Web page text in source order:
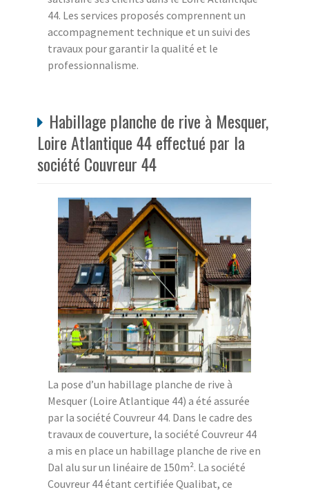
44. Les services proposés comprennent un
accompagnement technique et un suivi des
travaux pour garantir la qualité et le
professionnalisme.
Habillage planche de rive à Mesquer,
Loire Atlantique 44 effectué par la
société Couvreur 44
La pose d’un habillage planche de rive à
Mesquer (Loire Atlantique 44) a été assurée
par la société Couvreur 44. Dans le cadre des
travaux de couverture, la société Couvreur 44
a mis en place un habillage planche de rive en
Dal alu sur un linéaire de 150m². La société
Couvreur 44 étant certifiée Qualibat, ce